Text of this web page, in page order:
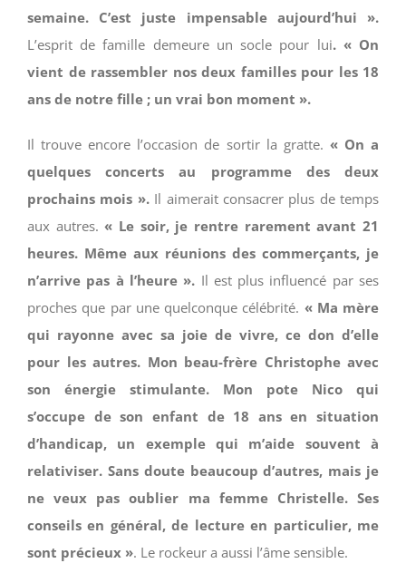
semaine. C’est juste impensable aujourd’hui ».
L’esprit de famille demeure un socle pour lui. « On
vient de rassembler nos deux familles pour les 18
ans de notre fille ; un vrai bon moment ».
Il trouve encore l’occasion de sortir la gratte. « On a
quelques concerts au programme des deux
prochains mois ».Il aimerait consacrer plus de temps
aux autres.« Le soir, je rentre rarement avant 21
heures. Même aux réunions des commerçants, je
n’arrive pas à l’heure ». Il est plus influencé par ses
proches que par une quelconque célébrité. « Ma mère
qui rayonne avec sa joie de vivre, ce don d’elle
pour les autres. Mon beau-frère Christophe avec
son énergie stimulante. Mon pote Nico qui
s’occupe de son enfant de 18 ans en situation
d’handicap, un exemple qui m’aide souvent à
relativiser. Sans doute beaucoup d’autres, mais je
ne veux pas oublier ma femme Christelle. Ses
conseils en général, de lecture en particulier, me
sont précieux ». Le rockeur a aussi l’âme sensible.